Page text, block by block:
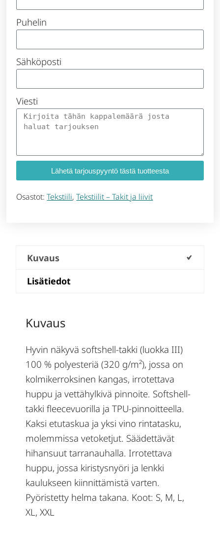
Puhelin
Sähköposti
Viesti
Lähetä tarjouspyyntö tästä tuotteesta
Osastot:Tekstiili,Tekstiilit – Takit ja liivit
Kuvaus
Lisätiedot
Kuvaus
Hyvin näkyvä softshell-takki (luokka III)
100 % polyesteriä (320 g/m²), jossa on
kolmikerroksinen kangas, irrotettava
huppu ja vettähylkivä pinnoite. Softshell-
takki fleecevuorilla ja TPU-pinnoitteella.
Kaksi etutaskua ja yksi vino rintatasku,
molemmissa vetoketjut. Säädettävät
hihansuut tarranauhalla. Irrotettava
huppu, jossa kiristysnyöri ja lenkki
kaulukseen kiinnittämistä varten.
Pyöristetty helma takana. Koot: S, M, L,
XL, XXL